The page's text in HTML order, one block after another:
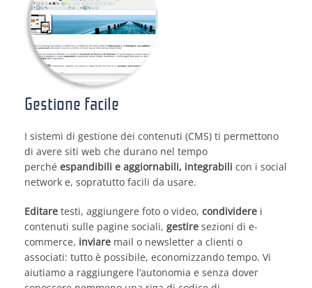
Gestione facile
I sistemi di gestione dei contenuti (CMS) ti permettono
di avere siti web che durano nel tempo
perché espandibili e aggiornabili, integrabili con i social
network e, sopratutto facili da usare.
Editare testi, aggiungere foto o video, condividere i
contenuti sulle pagine sociali, gestire sezioni di e-
commerce, inviare mail o newsletter a clienti o
associati: tutto è possibile, economizzando tempo. Vi
aiutiamo a raggiungere l’autonomia e senza dover